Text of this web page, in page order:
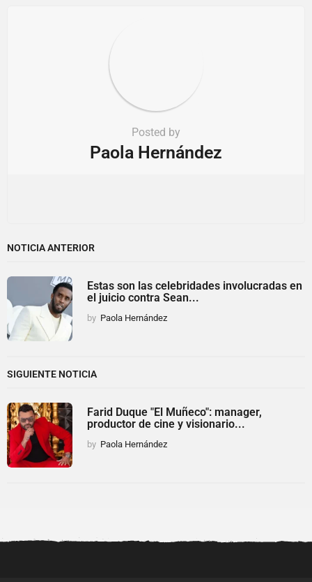
Posted by
Paola Hernández
NOTICIA ANTERIOR
Estas son las celebridades involucradas en
el juicio contra Sean...
by Paola Hernández
SIGUIENTE NOTICIA
Farid Duque "El Muñeco": manager,
productor de cine y visionario...
by Paola Hernández